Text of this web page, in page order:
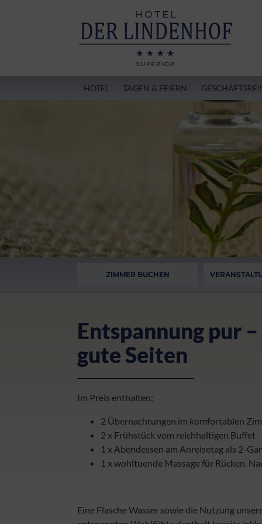
HOTEL TAGEN & FEIERN
ZIMMER BUCHEN
Entspannung pur
gute Seiten
Im Preis enthalten:
2 Übernachtungen im komfortablen
2 x Frühstück vom reichhaltigen Buffet
1 x Abendessen am Anreisetag als 2-
1 x wohltuende Massage für Rücken,
Eine Flasche Wasser sowie die Nutzung